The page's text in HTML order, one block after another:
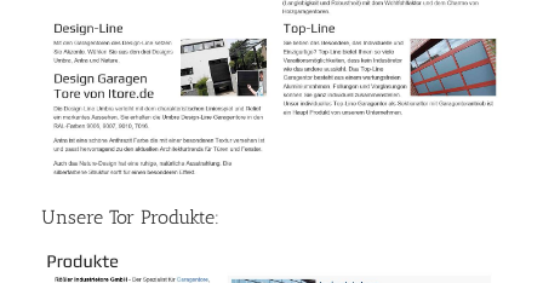
Unsere Tor Produkte: